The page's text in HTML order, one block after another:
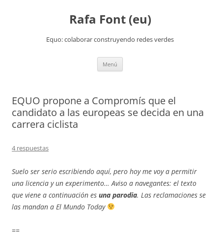
Rafa Font (eu)
Equo: colaborar construyendo redes verdes
Menú
EQUO propone a Compromís que el
candidato a las europeas se decida en una
carrera ciclista
4 respuestas
Suelo ser serio escribiendo aquí, pero hoy me voy a permitir
una licencia y un experimento… Aviso a navegantes: el texto
que viene a continuación es una parodia. Las reclamaciones se
las mandan a El Mundo Today
==